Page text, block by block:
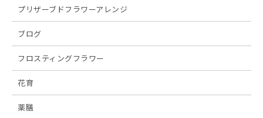
プリザーブドフラワーアレンジ
ブログ
フロスティングフラワー
花育
薬膳